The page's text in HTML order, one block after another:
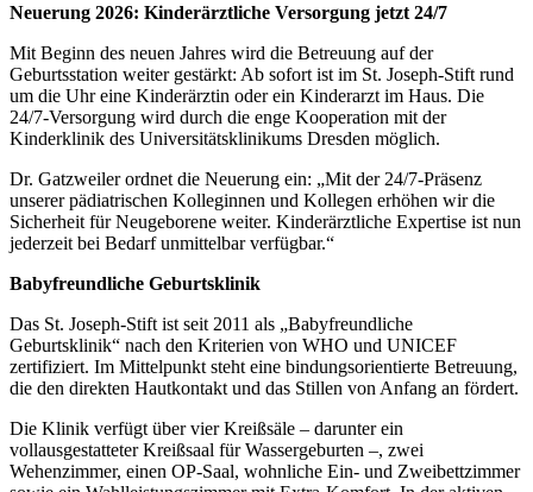
Neuerung 2026: Kinderärztliche Versorgung jetzt 24/7
Mit Beginn des neuen Jahres wird die Betreuung auf der
Geburtsstation weiter gestärkt: Ab sofort ist im St. Joseph-Stift rund
um die Uhr eine Kinderärztin oder ein Kinderarzt im Haus. Die
24/7-Versorgung wird durch die enge Kooperation mit der
Kinderklinik des Universitätsklinikums Dresden möglich.
Dr. Gatzweiler ordnet die Neuerung ein: „Mit der 24/7-Präsenz
unserer pädiatrischen Kolleginnen und Kollegen erhöhen wir die
Sicherheit für Neugeborene weiter. Kinderärztliche Expertise ist nun
jederzeit bei Bedarf unmittelbar verfügbar.“
Babyfreundliche Geburtsklinik
Das St. Joseph-Stift ist seit 2011 als „Babyfreundliche
Geburtsklinik“ nach den Kriterien von WHO und UNICEF
zertifiziert. Im Mittelpunkt steht eine bindungsorientierte Betreuung,
die den direkten Hautkontakt und das Stillen von Anfang an fördert.
Die Klinik verfügt über vier Kreißsäle – darunter ein
vollausgestatteter Kreißsaal für Wassergeburten –, zwei
Wehenzimmer, einen OP-Saal, wohnliche Ein- und Zweibettzimmer